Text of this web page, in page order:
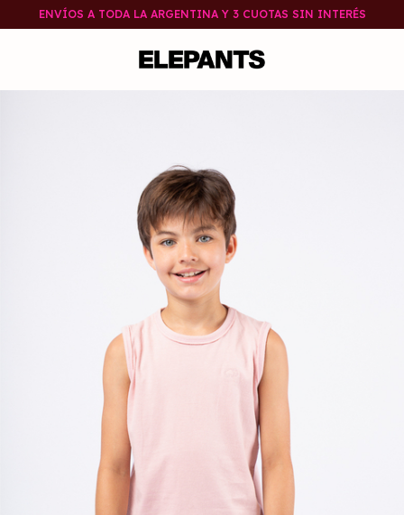
ENVÍOS A TODA LA ARGENTINA Y 3 CUOTAS SIN INTERÉS